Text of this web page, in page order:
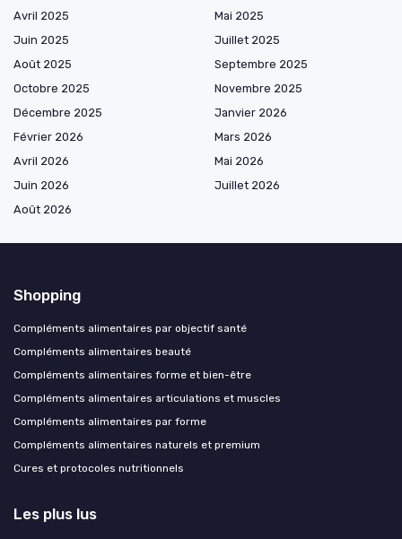
Avril 2025
Mai 2025
Juin 2025
Juillet 2025
Août 2025
Septembre 2025
Octobre 2025
Novembre 2025
Décembre 2025
Janvier 2026
Février 2026
Mars 2026
Avril 2026
Mai 2026
Juin 2026
Juillet 2026
Août 2026
Shopping
Compléments alimentaires par objectif santé
Compléments alimentaires beauté
Compléments alimentaires forme et bien-être
Compléments alimentaires articulations et muscles
Compléments alimentaires par forme
Compléments alimentaires naturels et premium
Cures et protocoles nutritionnels
Les plus lus